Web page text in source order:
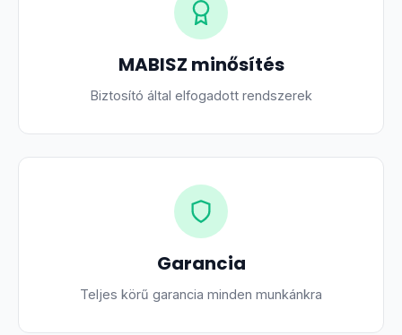
MABISZ minősítés
Biztosító által elfogadott rendszerek
Garancia
Teljes körű garancia minden munkánkra